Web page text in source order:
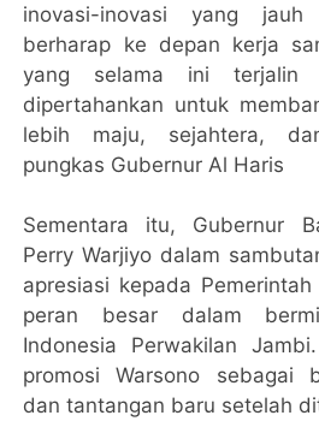
inovasi-inovasi yang
berharap ke depan kerja
yang selama ini terjalin
dipertahankan untuk
lebih maju, sejahtera,
pungkas Gubernur Al Haris
Sementara itu, Gubernur
Perry Warjiyo dalam
apresiasi kepada
peran besar dalam
Indonesia Perwakilan
promosi Warsono sebagai
dan tantangan baru setelah